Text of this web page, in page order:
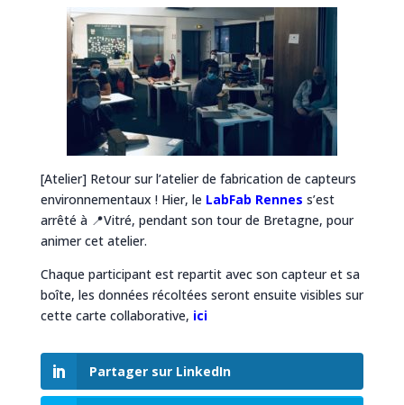
[Atelier] Retour sur l’atelier de fabrication de capteurs
environnementaux ! Hier, le LabFab Rennes s’est
arrêté à 📍Vitré, pendant son tour de Bretagne, pour
animer cet atelier.
Chaque participant est repartit avec son capteur et sa
boîte, les données récoltées seront ensuite visibles sur
cette carte collaborative, ici
Partager sur LinkedIn